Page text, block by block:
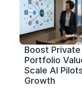
Boost
Portfolio
Scale AI
Growth